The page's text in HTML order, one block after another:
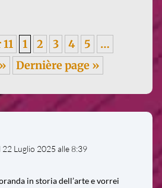
1 2 3 4 5
…
» Dernière page »
22 Luglio 2025 alle 8:39
in storia dell’arte e vorrei